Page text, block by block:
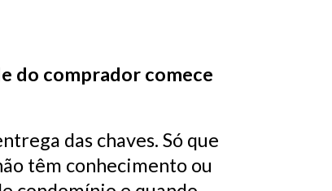
do comprador comece
das chaves. Só que
têm conhecimento ou